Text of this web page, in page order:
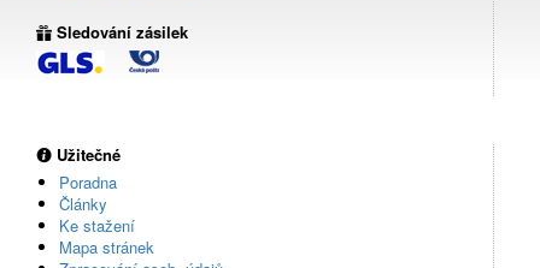
Sledování zásilek
Užitečné
Poradna
Články
Ke stažení
Mapa stránek